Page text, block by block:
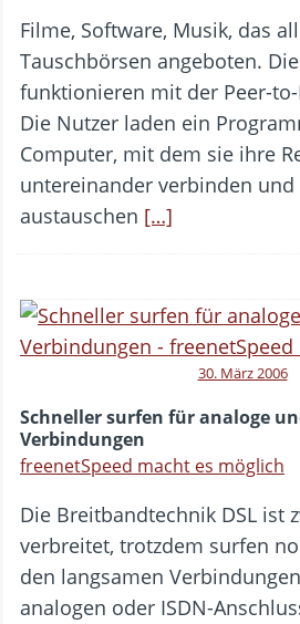
Filme, Software, Musik, das
Tauschbörsen angeboten.
funktionieren mit der Peer-to-
Die Nutzer laden ein
Computer, mit dem sie ihre
untereinander verbinden
austauschen […]
30. März 2006
Schneller surfen für analoge
Verbindungen
freenetSpeed macht es möglich
Die Breitbandtechnik DSL ist
verbreitet, trotzdem surfen
den langsamen
analogen oder ISDN-